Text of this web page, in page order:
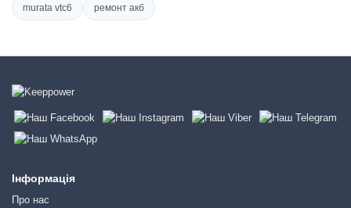
murata vtc6 ремонт акб
Інформація
Про нас